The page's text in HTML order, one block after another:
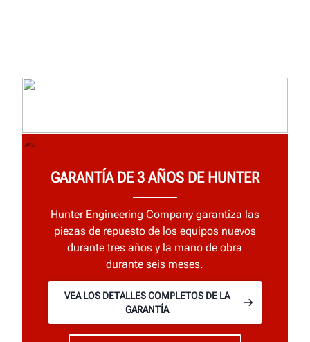
GARANTÍA DE 3 AÑOS DE HUNTER
Hunter Engineering Company garantiza las
piezas de repuesto de los equipos nuevos
durante tres años y la mano de obra
durante seis meses.
VEA LOS DETALLES COMPLETOS DE LA
GARANTÍA